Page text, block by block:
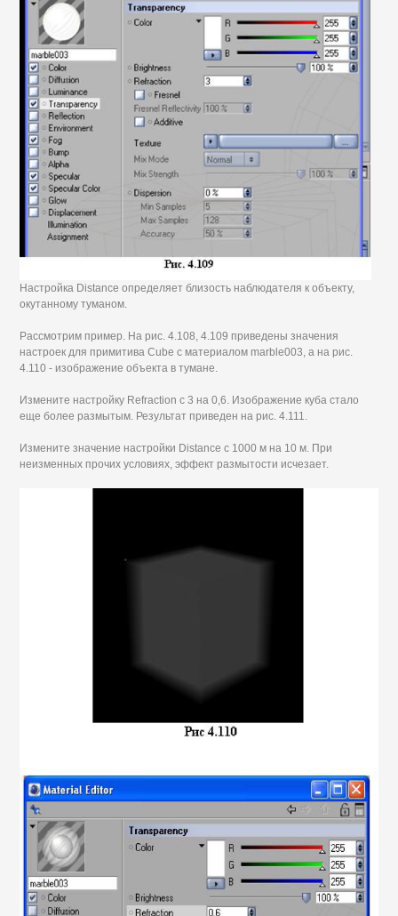
Настройка Distance определяет близость наблюдателя к объекту,
окутанному туманом.
Рассмотрим пример. На рис. 4.108, 4.109 приведены значения
настроек для примитива Cube с материалом marble003, а на рис.
4.110 - изображение объекта в тумане.
Измените настройку Refraction с 3 на 0,6. Изображение куба стало
еще более размытым. Результат приведен на рис. 4.111.
Измените значение настройки Distance с 1000 м на 10 м. При
неизменных прочих условиях, эффект размытости исчезает.